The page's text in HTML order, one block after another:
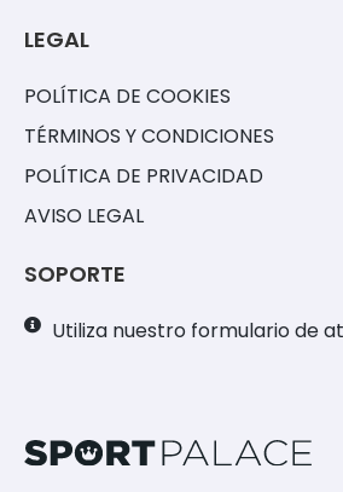
LEGAL
POLÍTICA DE COOKIES
TÉRMINOS Y CONDICIONES
POLÍTICA DE PRIVACIDAD
AVISO LEGAL
SOPORTE
Utiliza nuestro formulario de